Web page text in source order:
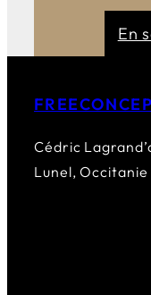
En
Cédric
Lunel, Occitanie